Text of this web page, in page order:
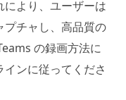
により、ユーザーは
プチャし、高品質の
の録画方法に
ンに従ってくださ